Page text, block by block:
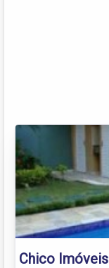
Chico Imóveis